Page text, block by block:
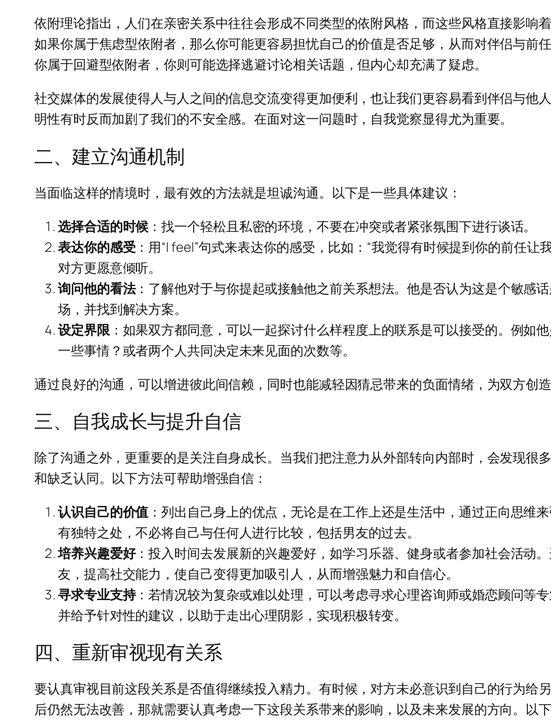
依附理论指出，人们在亲密关系中往往会形成不同类型的依附风格，而这些风格直接影响
如果你属于焦虑型依附者，那么你可能更容易担忧自己的价值是否足够，从而对伴侣与前
你属于回避型依附者，你则可能选择逃避讨论相关话题，但内心却充满了疑虑。
社交媒体的发展使得人与人之间的信息交流变得更加便利，也让我们更容易看到伴侣与他
明性有时反而加剧了我们的不安全感。在面对这一问题时，自我觉察显得尤为重要。
二、建立沟通机制
当面临这样的情境时，最有效的方法就是坦诚沟通。以下是一些具体建议：
选择合适的时候 ：找一个轻松且私密的环境，不要在冲突或者紧张氛围下进行谈话。
表达你的感受：用“I feel”句式来表达你的感受，比如：“我觉得有时候提到你的前任让
对方更愿意倾听。
询问他的看法：了解他对于与你提起或接触他之前关系想法。他是否认为这是个敏感
场，并找到解决方案。
设定界限：如果双方都同意，可以一起探讨什么样程度上的联系是可以接受的。例如
一些事情？或者两个人共同决定未来见面的次数等。
通过良好的沟通，可以增进彼此间信赖，同时也能减轻因猜忌带来的负面情绪，为双方创
三、自我成长与提升自信
除了沟通之外，更重要的是关注自身成长。当我们把注意力从外部转向内部时，会发现很
和缺乏认同。以下方法可帮助增强自信：
认识自己的价值 ：列出自己身上的优点，无论是在工作上还是生活中，通过正向思维
有独特之处，不必将自己与任何人进行比较，包括男友的过去。
培养兴趣爱好：投入时间去发展新的兴趣爱好，如学习乐器、健身或者参加社会活动
友，提高社交能力，使自己变得更加吸引人，从而增强魅力和自信心。
寻求专业支持：若情况较为复杂或难以处理，可以考虑寻求心理咨询师或婚恋顾问等
并给予针对性的建议，以助于走出心理阴影，实现积极转变。
四、重新审视现有关系
要认真审视目前这段关系是否值得继续投入精力。有时候，对方未必意识到自己的行为给
后仍然无法改善，那就需要认真考虑一下这段关系带来的影响，以及未来发展的方向。以